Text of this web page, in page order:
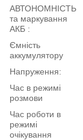
АВТОНОМНІСТЬ
та маркування
АКБ :
Ємність
аккумулятору
Напруження:
Час в режимі
розмови
Час роботи в
режимі
очікування